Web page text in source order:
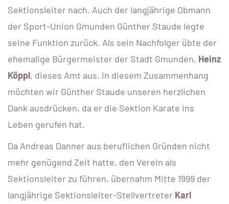
Sektionsleiter nach. Auch der langjährige Obmann
der Sport-Union Gmunden Günther Staude legte
seine Funktion zurück. Als sein Nachfolger übte der
ehemalige Bürgermeister der Stadt Gmunden, Heinz
Köppl, dieses Amt aus. In diesem Zusammenhang
möchten wir Günther Staude unseren herzlichen
Dank ausdrücken, da er die Sektion Karate ins
Leben gerufen hat.
Da Andreas Danner aus beruflichen Gründen nicht
mehr genügend Zeit hatte, den Verein als
Sektionsleiter zu führen, übernahm Mitte 1999 der
langjährige Sektionsleiter-Stellvertreter Karl